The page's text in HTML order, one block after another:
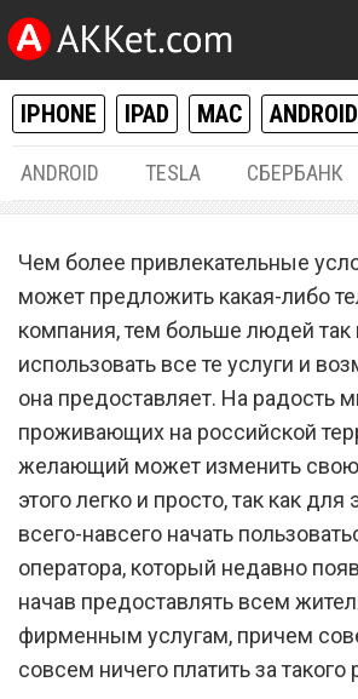
IPHONE IPAD MAC ANDROID
ANDROID TESLA СБЕРБАНК
Новый сотовый
запустил
план с 30 ГБ
интернета и
звонков
Чем более привлекательные
может предложить какая-либо
компания, тем больше людей так
использовать все те услуги и
она предоставляет. На радость
проживающих на российской
желающий может изменить
этого легко и просто, так как
всего-навсего начать
оператора, который недавно
начав предоставлять всем
фирменным услугам, причем
совсем ничего платить за